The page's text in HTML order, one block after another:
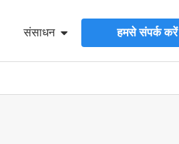
संसाधन हमसे संपर्क करें